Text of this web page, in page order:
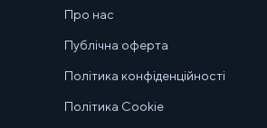
Про нас
Публічна оферта
Політика конфіденційності
Політика Cookie